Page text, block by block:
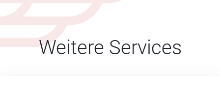
Weitere Services